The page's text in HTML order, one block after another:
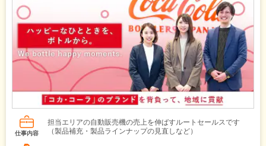
仕事内容
担当エリアの自動販売機の売上を伸ばすルートセールスです
（製品補充・製品ラインナップの見直しなど）